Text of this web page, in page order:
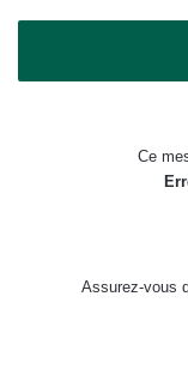
Ce
Assurez-vous